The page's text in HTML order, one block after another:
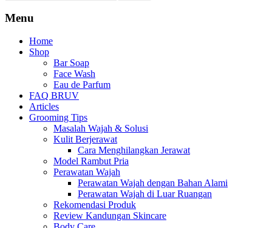
Menu
Home
Shop
Bar Soap
Face Wash
Eau de Parfum
FAQ BRUV
Articles
Grooming Tips
Masalah Wajah & Solusi
Kulit Berjerawat
Cara Menghilangkan Jerawat
Model Rambut Pria
Perawatan Wajah
Perawatan Wajah dengan Bahan Alami
Perawatan Wajah di Luar Ruangan
Rekomendasi Produk
Review Kandungan Skincare